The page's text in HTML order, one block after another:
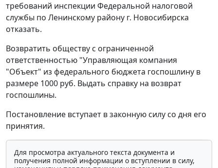
требований инспекции Федеральной налоговой
службы по Ленинскому району г. Новосибирска
отказать.
Возвратить обществу с ограниченной
ответственностью "Управляющая компания
"Объект" из федерального бюджета госпошлину в
размере 1000 руб. Выдать справку на возврат
госпошлины.
Постановление вступает в законную силу со дня его
принятия.
Для просмотра актуального текста документа и
получения полной информации о вступлении в силу,